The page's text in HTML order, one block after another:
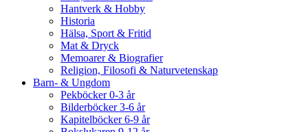
Hantverk & Hobby
Historia
Hälsa, Sport & Fritid
Mat & Dryck
Memoarer & Biografier
Religion, Filosofi & Naturvetenskap
Barn- & Ungdom
Pekböcker 0-3 år
Bilderböcker 3-6 år
Kapitelböcker 6-9 år